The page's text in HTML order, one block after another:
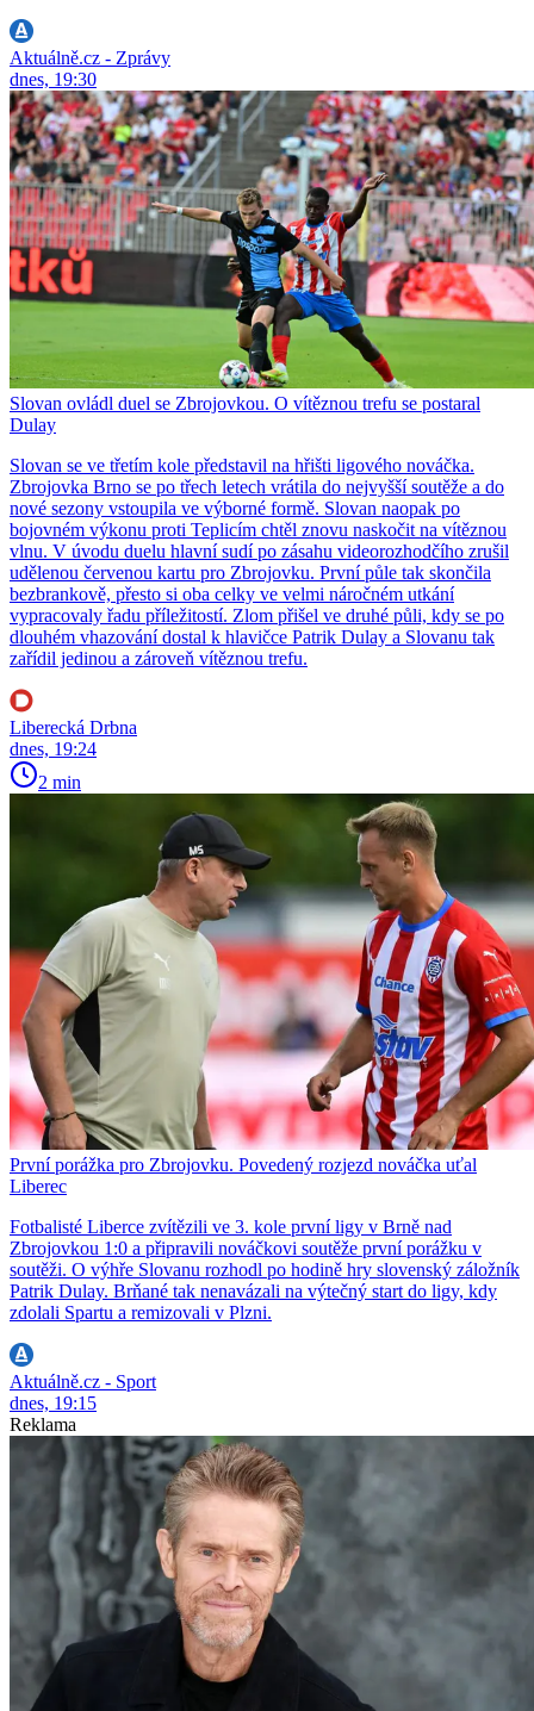
Aktuálně.cz - Zprávy
dnes, 19:30
Slovan ovládl duel se Zbrojovkou. O vítěznou trefu se postaral
Dulay
Slovan se ve třetím kole představil na hřišti ligového nováčka.
Zbrojovka Brno se po třech letech vrátila do nejvyšší soutěže a do
nové sezony vstoupila ve výborné formě. Slovan naopak po
bojovném výkonu proti Teplicím chtěl znovu naskočit na vítěznou
vlnu. V úvodu duelu hlavní sudí po zásahu videorozhodčího zrušil
udělenou červenou kartu pro Zbrojovku. První půle tak skončila
bezbrankově, přesto si oba celky ve velmi náročném utkání
vypracovaly řadu příležitostí. Zlom přišel ve druhé půli, kdy se po
dlouhém vhazování dostal k hlavičce Patrik Dulay a Slovanu tak
zařídil jedinou a zároveň vítěznou trefu.
Liberecká Drbna
dnes, 19:24
2 min
První porážka pro Zbrojovku. Povedený rozjezd nováčka uťal
Liberec
Fotbalisté Liberce zvítězili ve 3. kole první ligy v Brně nad
Zbrojovkou 1:0 a připravili nováčkovi soutěže první porážku v
soutěži. O výhře Slovanu rozhodl po hodině hry slovenský záložník
Patrik Dulay. Brňané tak nenavázali na výtečný start do ligy, kdy
zdolali Spartu a remizovali v Plzni.
Aktuálně.cz - Sport
dnes, 19:15
Reklama